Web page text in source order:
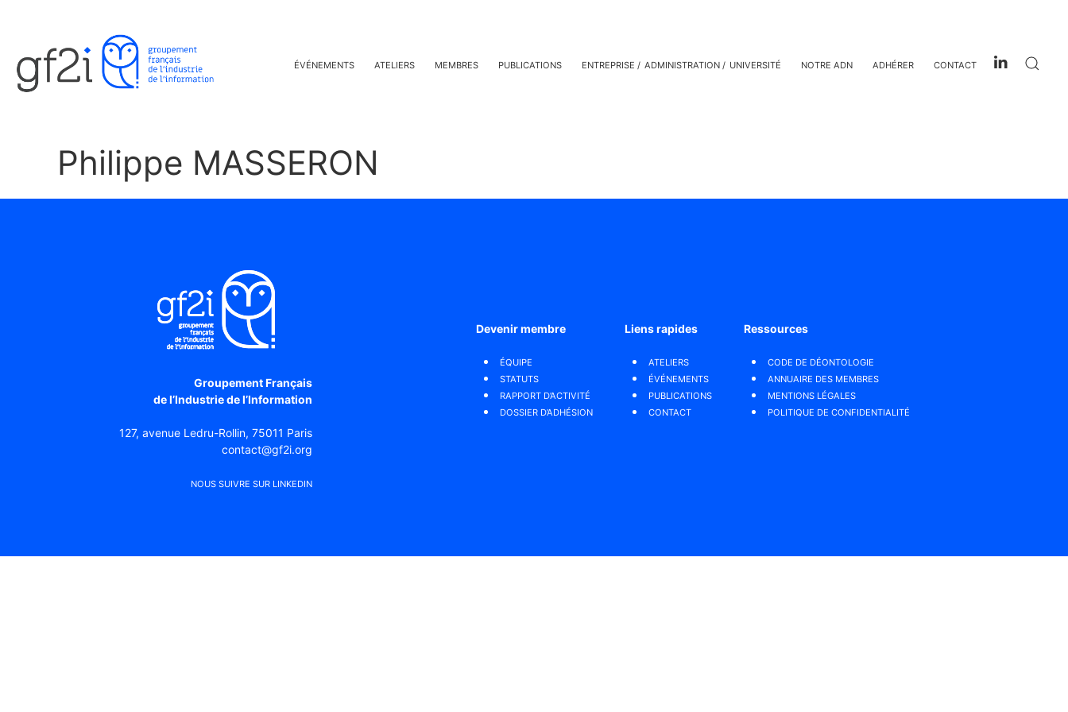
ÉVÉNEMENTS ATELIERS MEMBRES PUBLICATIONS ENTREPRISE ADMINISTRATION UNIVERSITÉ NOTRE ADN ADHÉRER CONTACT
Philippe MASSERON
Groupement Français
de l’Industrie de l’Information
127, avenue Ledru-Rollin, 75011 Paris
contact@gf2i.org
NOUS SUIVRE SUR LINKEDIN
Devenir membre
ÉQUIPE
STATUTS
RAPPORT D’ACTIVITÉ
DOSSIER D’ADHÉSION
Liens rapides
ATELIERS
ÉVÉNEMENTS
PUBLICATIONS
CONTACT
Ressources
CODE DE DÉONTOLOGIE
ANNUAIRE DES MEMBRES
MENTIONS LÉGALES
POLITIQUE DE CONFIDENTIALITÉ